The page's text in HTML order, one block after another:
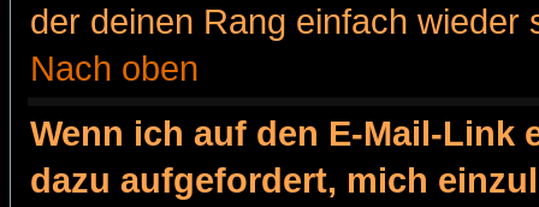
der deinen Rang einfach wieder
Nach oben
Wenn ich auf den E-Mail-Link
dazu aufgefordert, mich